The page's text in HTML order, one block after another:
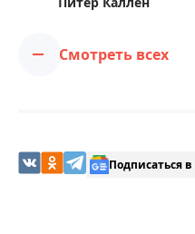
Смотреть всех
Подписаться